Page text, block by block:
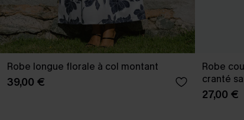
Robe longue florale à col montant
39,00 €
Robe
cranté
27,00 €